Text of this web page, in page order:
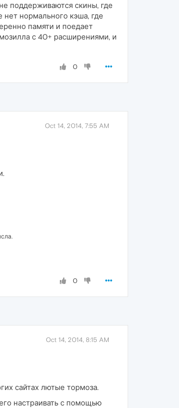
поддерживаются скины, где
нормального кэша, где
памяти и поедает
с 40+ расширениями, и
0
Oct 14, 2014, 7:55 AM
0
Oct 14, 2014, 8:15 AM
сайтах лютые тормоза.
настраивать с помощью